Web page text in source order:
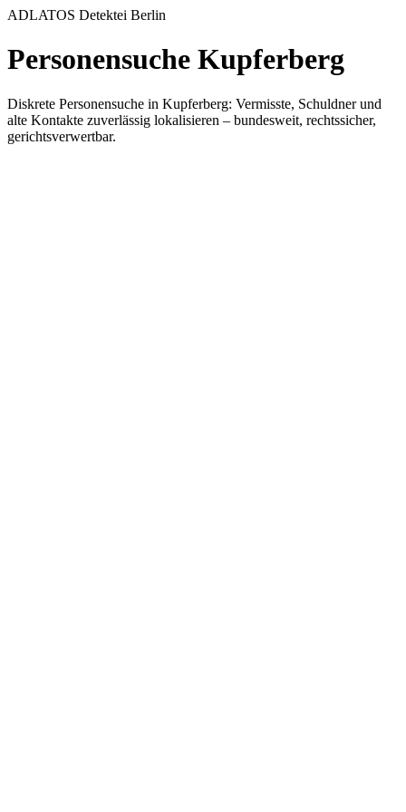
ADLATOS Detektei Berlin
Personensuche Kupferberg
Diskrete Personensuche in Kupferberg: Vermisste, Schuldner und
alte Kontakte zuverlässig lokalisieren – bundesweit, rechtssicher,
gerichtsverwertbar.